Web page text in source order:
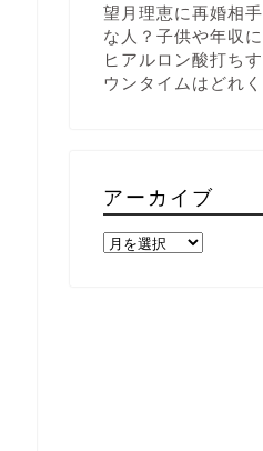
望月理恵に再婚相
な人？子供や年収
ヒアルロン酸打ち
ウンタイムはどれ
アーカイブ